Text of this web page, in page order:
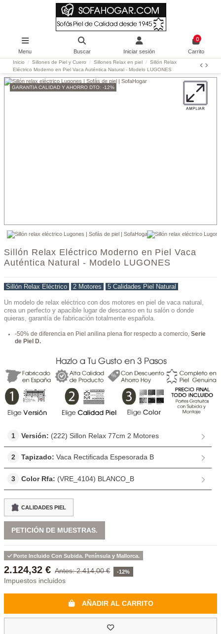
Menu Buscar Iniciar sesión
0
Carrito
Inicio Sillones de Piel y Cuero Sillones Relax en piel
Sillón Relax
Eléctrico Moderno en Piel Vaca Auténtica Natural - Modelo LUGONES
GARANTIA CALIDAD Y AHORRO DTO: -12%
Sillón Relax Eléctrico Moderno en Piel Vaca
Auténtica Natural - Modelo LUGONES
Sillón Relax Eléctrico 2 Motores 5 Calidades Piel Natural
Un modelo de relax eléctrico con dos motores en piel de vaca natural,
crea un perfecto y apacible lugar de descanso en tu salón o donde
quieras, garantía de fabricación totalmente española.
-50% de diferencia en Piel anilina plena flor respecto a comercio,Serie
de Piel D.
1 Versión: (222) Sillon Relax 77cm 2 Motores
2 Tapizado:Vaca Rectificada Espesorada B
3 Color Rfa: (VRE_4104) BLANCO_B
CALIDADES PIEL
PETICIÓN DE MUESTRAS.
Porte Incluido Con Subida. Península y Mallorca.
2.124,32 € 2.414,00 € -12%
Impuestos incluidos
AÑADIR AL CARRITO